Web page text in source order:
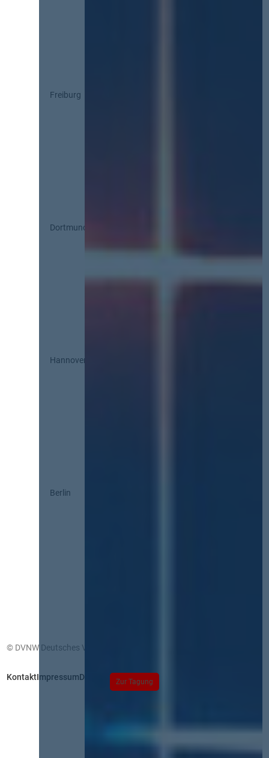
Zur Tagung
Freiburg
Dortmund
Hannover
Berlin
© DVNW Deutsches Vergabenetzwerk GmbH
KontaktImpressumDatenschutz